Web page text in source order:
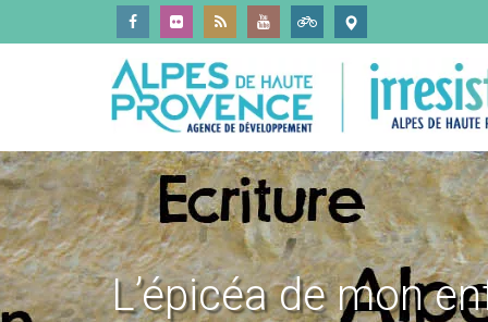
L’épicéa de mon